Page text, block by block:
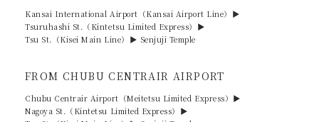
Kansai International Airport（Kansai Airport Line）▶︎
Tsuruhashi St.（Kintetsu Limited Express）▶︎
Tsu St.（Kisei Main Line）▶︎ Senjuji Temple
FROM CHUBU CENTRAIR AIRPORT
Chubu Centrair Airport（Meitetsu Limited Express）▶︎
Nagoya St.（Kintetsu Limited Express）▶︎